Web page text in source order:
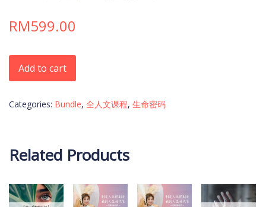
RM599.00
Add to cart
Categories: Bundle, 全人文课程, 生命密码
Related Products